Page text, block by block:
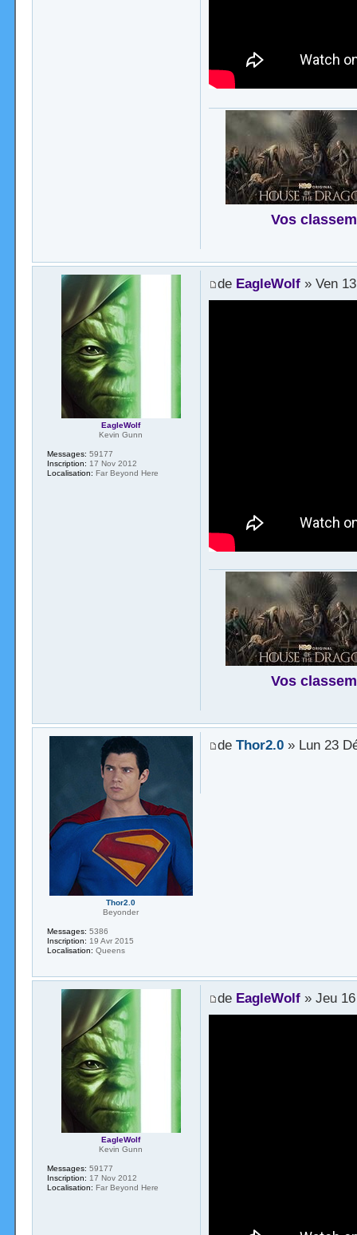
Vos
de EagleWolf» Ven
Vos
EagleWolf
Kevin Gunn
Messages: 59177
Inscription: 17 Nov 2012
Localisation: Far Beyond Here
de Thor2.0» Lun 23
Thor2.0
Beyonder
Messages: 5386
Inscription: 19 Avr 2015
Localisation: Queens
de EagleWolf» Jeu 16
EagleWolf
Kevin Gunn
Messages: 59177
Inscription: 17 Nov 2012
Localisation: Far Beyond Here